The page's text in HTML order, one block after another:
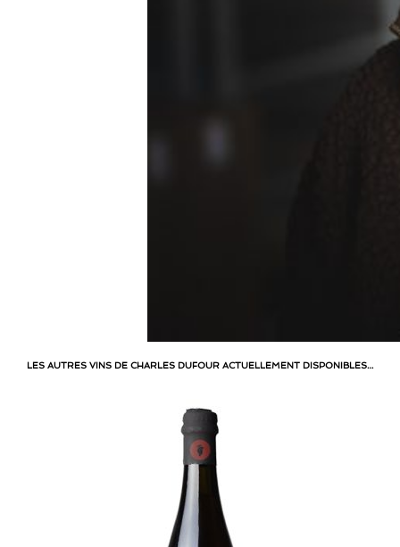
LES AUTRES VINS DE CHARLES DUFOUR ACTUELLEMENT DISPONIBLES…